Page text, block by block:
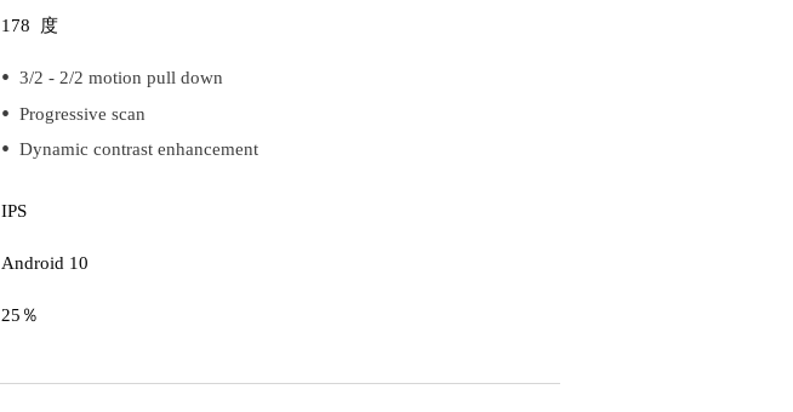
178 度
3/2 - 2/2 motion pull down
Progressive scan
Dynamic contrast enhancement
IPS
Android 10
25％